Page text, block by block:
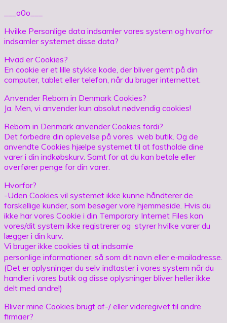
___o0o___
Hvilke Personlige data indsamler vores system og hvorfor
indsamler systemet disse data?
Hvad er Cookies?
En cookie er et lille stykke kode, der bliver gemt på din
computer, tablet eller telefon, når du bruger internettet.
Anvender Reborn in Denmark Cookies?
Ja. Men, vi anvender kun absolut nødvendig cookies!
Reborn in Denmark anvender Cookies fordi?
Det forbedre din oplevelse på vores web butik. Og de
anvendte Cookies hjælpe systemet til at fastholde dine
varer i din indkøbskurv. Samt for at du kan betale eller
overfører penge for din varer.
Hvorfor?
-Uden Cookies vil systemet ikke kunne håndterer de
forskellige kunder, som besøger vore hjemmeside. Hvis du
ikke har vores Cookie i din Temporary Internet Files kan
vores/dit system ikke registrerer og styrer hvilke varer du
lægger i din kurv.
Vi bruger ikke cookies til at indsamle
personlige informationer, så som dit navn eller e‐mailadresse.
(Det er oplysninger du selv indtaster i vores system når du
handler i vores butik og disse oplysninger bliver heller ikke
delt med andre!)
Bliver mine Cookies brugt af-/ eller videregivet til andre
firmaer?